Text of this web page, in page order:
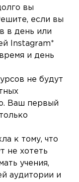
вы
если вы
в день или
Instagram*
и день
не будут
Ваш первый
к тому, что
не хотеть
учения,
аудитории и